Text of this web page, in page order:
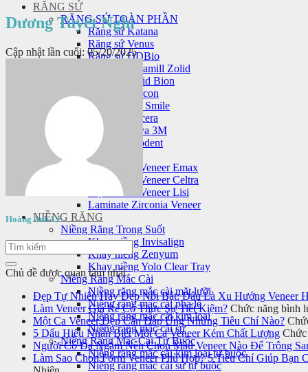
RĂNG SỨ
RĂNG SỨ TOÀN PHẦN
Răng sứ Katana
Răng sứ Venus
Răng sứ DDBio
Răng sứ Ceramill Zolid
Răng sứ Zolid Bion
Răng sứ Cercon
Răng sứ HT Smile
Răng sứ Nacera
Răng sứ Lava 3M
Răng sứ Orodent
Mặt dán sứ veneer
Mặt dán sứ Veneer Emax
Mặt dán sứ Veneer Celtra
Mặt dán sứ Veneer Lisi
Laminate Zirconia Veneer
NIỀNG RĂNG
Niềng Răng Trong Suốt
Khay niềng Invisalign
Khay niềng Zenyum
Khay niềng Yolo Clear Tray
Niềng Răng Mắc Cài
Niềng răng mắc cài mặt lưỡi
Niềng răng mắc cài pha lê
Niềng răng mắc cài kim loại
Niềng răng mắc cài sứ
Niềng Răng Mắc Cài Tự Buộc
Niềng răng mắc cài kim loại tự buộc
Niềng răng mắc cài sứ tự buộc
Dương Tuyết Nghi
Cập nhật lần cuối: 05/20/2025
Hoàng Anh Lê
Chủ đề được quan tâm nhất
Đẹp Tự Nhiên Hay Đẹp Nổi Bật: Đâu Là Xu Hướng Veneer
Làm Veneer Giá Rẻ Có Thực Sự Tiết Kiệm? Chức năng bình
Một Ca Veneer Đẹp Cần Đáp Ứng Những Tiêu Chí Nào?
5 Dấu Hiệu Nhận Biết Một Ca Veneer Kém Chất Lượng Chức
Người Có Da Ngăm Nên Chọn Màu Veneer Nào Để Trông
Làm Sao Chọn Form Veneer Phù Hợp? 5 Tiêu Chí Giúp